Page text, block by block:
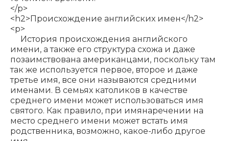
</p>
<h2>Происхождение английских имен</h2>
<p>
История происхождения английского
имени, а также его структура схожа и даже
позаимствована американцами, поскольку там
так же используется первое, второе и даже
третье имя, все они называются средними
именами. В семьях католиков в качестве
среднего имени может использоваться имя
святого. Как правило, при имянаречении на
место среднего имени может встать имя
родственника, возможно, какое-либо другое